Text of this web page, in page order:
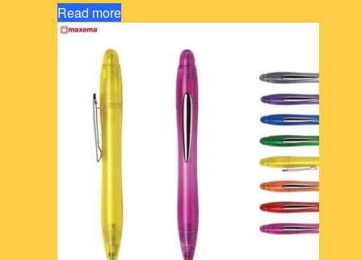
Read more